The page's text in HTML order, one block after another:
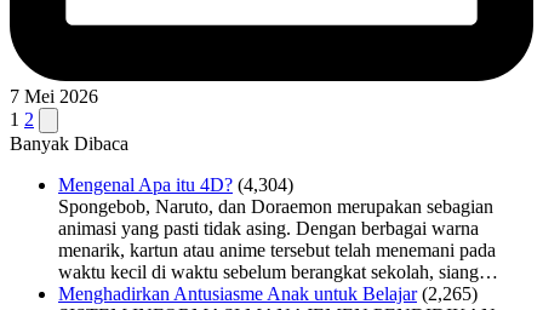
7 Mei 2026
Navigasi
pos
1 2 Next
page
Banyak Dibaca
Mengenal Apa itu 4D? (4,304)
Spongebob, Naruto, dan Doraemon merupakan sebagian
animasi yang pasti tidak asing. Dengan berbagai warna
menarik, kartun atau anime tersebut telah menemani pada
waktu kecil di waktu sebelum berangkat sekolah, siang…
Menghadirkan Antusiasme Anak untuk Belajar (2,265)